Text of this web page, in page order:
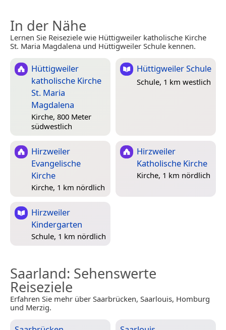
In der Nähe
Lernen Sie Reiseziele wie Hüttigweiler katholische Kirche
St. Maria Magdalena und Hüttigweiler Schule kennen.
Hüttigweiler
katholische Kirche
St. Maria
Magdalena
Kirche, 800 Meter
südwestlich
Hüttigweiler Schule
Schule, 1 km westlich
Hirzweiler
Evangelische
Kirche
Kirche, 1 km nördlich
Hirzweiler
Katholische Kirche
Kirche, 1 km nördlich
Hirzweiler
Kindergarten
Schule, 1 km nördlich
Saarland: Sehenswerte
Reiseziele
Erfahren Sie mehr über Saarbrücken, Saarlouis, Homburg
und Merzig.